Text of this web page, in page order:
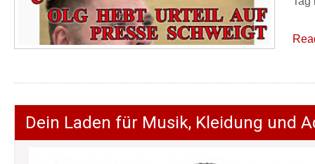
Dein Laden für Musik, Kleidung und